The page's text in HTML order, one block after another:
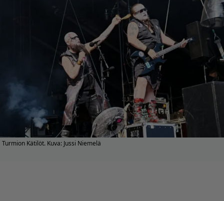
Turmion Kätilöt. Kuva: Jussi Niemelä